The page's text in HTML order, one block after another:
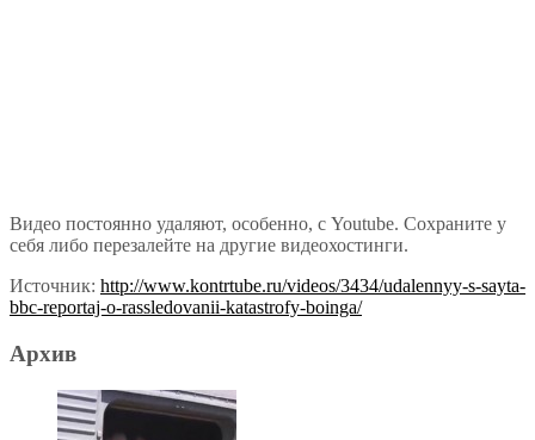
Видео постоянно удаляют, особенно, с Youtube. Сохраните у
себя либо перезалейте на другие видеохостинги.
Источник: http://www.kontrtube.ru/videos/3434/udalennyy-s-sayta-
bbc-reportaj-o-rassledovanii-katastrofy-boinga/
Архив